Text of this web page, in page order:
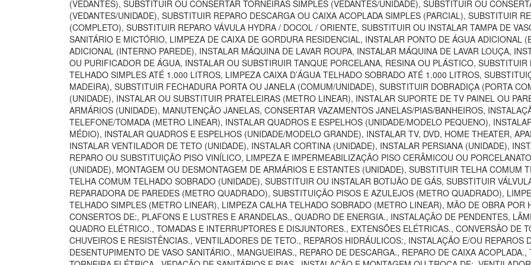
(VEDANTES), SUBSTITUIR OU CONSERTAR TORNEIRAS SIMPLES (VEDANTES/UNIDADE), SUBSTITUIR OU
(VEDANTES/UNIDADE), SUBSTITUIR REPARO DESCARGA OU CAIXA ACOPLADA SIMPLES (PARCIAL), SUBSTITUIR
(COMPLETO), SUBSTITUIR REPARO VÁVULA HYDRA / DOCOL / ORIENTE, SUBSTITUIR OU INSTALAR TAMPA DE
SANITÁRIO E MICTÓRIO, LIMPEZA DE CAIXA DE GORDURA RESIDENCIAL, INSTALAR PONTO DE ÁGUA ADICIONAL
ADICIONAL (INTERNO PAREDE), INSTALAR MÁQUINA DE LAVAR ROUPA, INSTALAR MÁQUINA DE LAVAR LOUÇA,
OU PURIFICADOR DE ÁGUA, INSTALAR OU SUBSTIRUIR TANQUE PORCELANA, RESINA OU PLÁSTICO, SUBSTITUIR
TELHADO SIMPLES ATÉ 1.000 LITROS, LIMPEZA CAIXA D’ÁGUA TELHADO SOBRADO ATÉ 1.000 LITROS,
MADEIRA), SUBSTITUIR FECHADURA PORTA OU JANELA (COMUM/UNIDADE), SUBSTITUIR DOBRADIÇA (PORTA
(UNIDADE), INSTALAR OU SUBSTITUIR PRATELEIRAS (METRO LINEAR), INSTALAR SUPORTE DE TV PAINEL OU
ARMÁRIOS (UNIDADE), MANUTENÇÃO JANELAS, CONSERTAR VAZAMENTOS JANELAS/PIAS/BANHEIROS,
TELEFONE/TOMADA (METRO LINEAR), INSTALAR QUADROS E ESPELHOS (UNIDADE/MODELO PEQUENO),
MÉDIO), INSTALAR QUADROS E ESPELHOS (UNIDADE/MODELO GRANDE), INSTALAR TV, DVD, HOME THEATER,
INSTALAR VENTILADOR DE TETO (UNIDADE), INSTALAR CORTINA (UNIDADE), INSTALAR PERSIANA (UNIDADE),
REPARO OU SUBSTITUIÇÃO PISO VINÍLICO, LIMPEZA E IMPERMEABILIZAÇÃO PISO CERÂMICOU OU
(UNIDADE), MONTAGEM OU DESMONTAGEM DE ARMÁRIOS E ESTANTES (UNIDADE), SUBSTITUIR TELHA COMUM
TELHA COMUM TELHADO SOBRADO (UNIDADE), SUBSTITUIR OU INSTALAR BOTIJÃO DE GÁS, SUBSTITUIR
REPARADORA DE PAREDES (METRO QUADRADO), SUBSTITUIÇÃO PISOS E AZULEJOS (METRO QUADRADO),
TELHADO SIMPLES (METRO LINEAR), LIMPEZA CALHA TELHADO SOBRADO (METRO LINEAR), MÃO DE OBRA POR
CONSERTOS DE:, PLAFONS E LUSTRES E ARANDELAS., QUADRO DE ENERGIA., INSTALAÇÃO DE PENDENTES,
QUADRO ELÉTRICO., TOMADAS E INTERRUPTORES E DISJUNTORES., EXTENSÕES ELÉTRICAS., CONVERSÃO DE
CHUVEIROS E RESISTÊNCIAS., VENTILADORES DE TETO., REPAROS HIDRÁULICOS:, INSTALAÇÃO E/OU REPAROS
DESENTUPIMENTO DE VASO SANITÁRIO., MANGUEIRAS., REPARO DE DESCARGA., REPARO DE CAIXA